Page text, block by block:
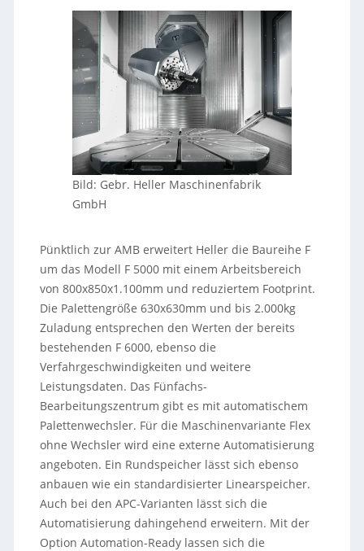
Bild: Gebr. Heller Maschinenfabrik
GmbH
Pünktlich zur AMB erweitert Heller die Baureihe F
um das Modell F 5000 mit einem Arbeitsbereich
von 800x850x1.100mm und reduziertem Footprint.
Die Palettengröße 630x630mm und bis 2.000kg
Zuladung entsprechen den Werten der bereits
bestehenden F 6000, ebenso die
Verfahrgeschwindigkeiten und weitere
Leistungsdaten. Das Fünfachs-
Bearbeitungszentrum gibt es mit automatischem
Palettenwechsler. Für die Maschinenvariante Flex
ohne Wechsler wird eine externe Automatisierung
angeboten. Ein Rundspeicher lässt sich ebenso
anbauen wie ein standardisierter Linearspeicher.
Auch bei den APC-Varianten lässt sich die
Automatisierung dahingehend erweitern. Mit der
Option Automation-Ready lassen sich die